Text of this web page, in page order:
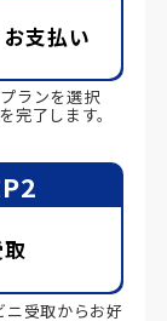
支払い
ランを選択
完了します。
受取からお好